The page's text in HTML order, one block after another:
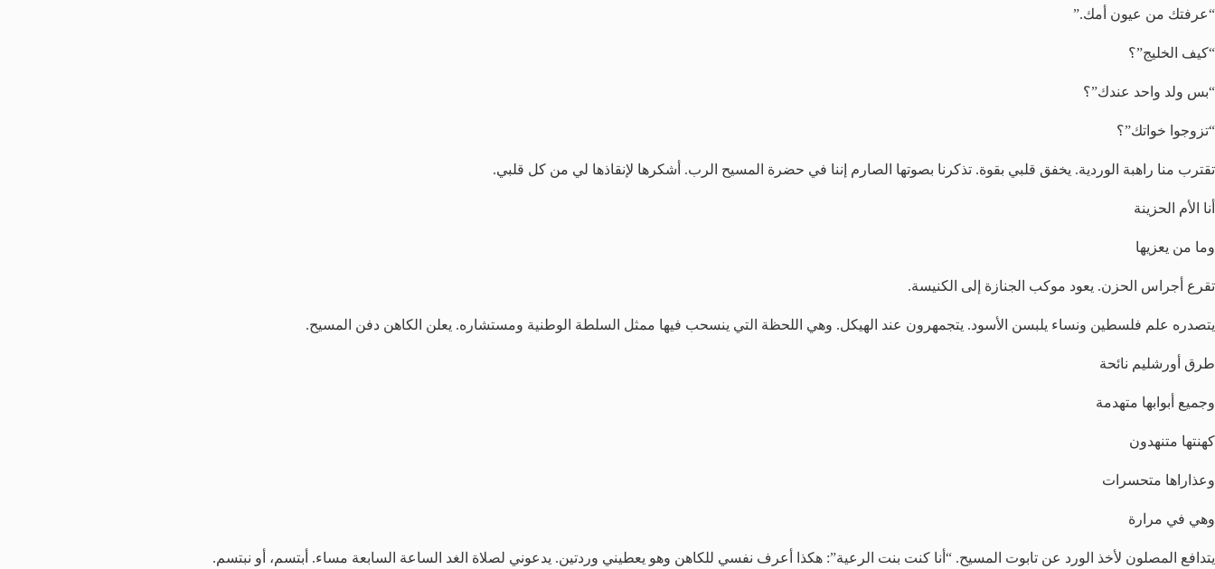
“عرفتك من عيون أمك.”
“كيف الخليج”؟
“بس ولد واحد عندك”؟
“تزوجوا خواتك”؟
تقترب منا راهبة الوردية. يخفق قلبي بقوة. تذكرنا بصوتها الصارم إننا في حضرة المسيح الرب. أشكرها لإنقاذها لي من كل قلبي.
أنا الأم الحزينة
وما من يعزيها
تقرع أجراس الحزن. يعود موكب الجنازة إلى الكنيسة.
يتصدره علم فلسطين ونساء يلبسن الأسود. يتجمهرون عند الهيكل. وهي اللحظة التي ينسحب فيها ممثل السلطة الوطنية ومستشاره. يعلن الكاهن دفن المسيح.
طرق أورشليم نائحة
وجميع أبوابها متهدمة
كهنتها متنهدون
وعذاراها متحسرات
وهي في مرارة
يتدافع المصلون لأخذ الورد عن تابوت المسيح. “أنا كنت بنت الرعية”: هكذا أعرف نفسي للكاهن وهو يعطيني وردتين. يدعوني لصلاة الغد الساعة السابعة مساء. أبتسم، أو نبتسم.